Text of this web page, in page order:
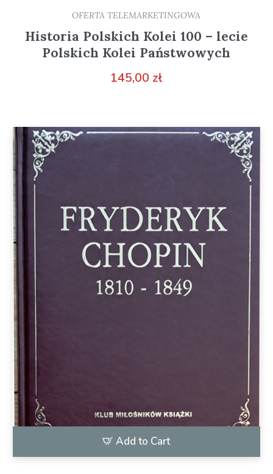
OFERTA TELEMARKETINGOWA
Historia Polskich Kolei 100 – lecie
Polskich Kolei Państwowych
145,00 zł
Add to Cart